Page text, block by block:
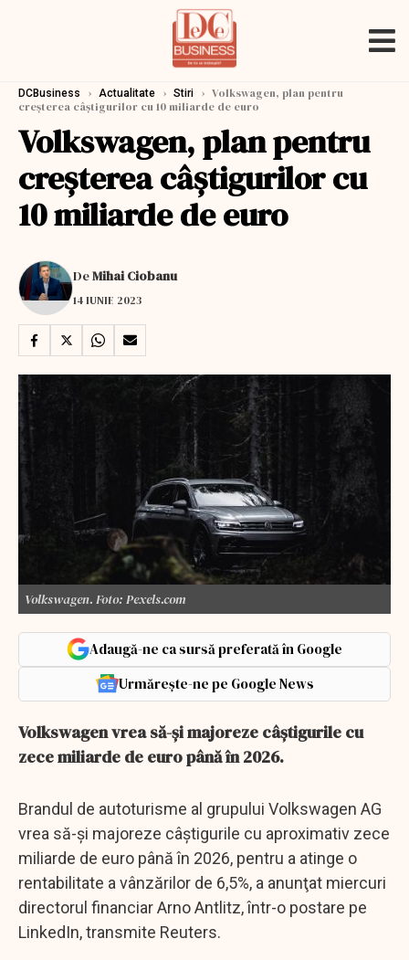
DCBusiness › Actualitate › Stiri › Volkswagen, plan pentru
creşterea câştigurilor cu 10 miliarde de euro
Volkswagen, plan pentru
creşterea câştigurilor cu
10 miliarde de euro
DeMihai Ciobanu
14 IUNIE 2023
Volkswagen. Foto: Pexels.com
Adaugă-ne ca sursă preferată în Google
Urmărește-ne pe Google News
Volkswagen vrea să-şi majoreze câştigurile cu
zece miliarde de euro până în 2026.
Brandul de autoturisme al grupului Volkswagen AG
vrea să-şi majoreze câştigurile cu aproximativ zece
miliarde de euro până în 2026, pentru a atinge o
rentabilitate a vânzărilor de 6,5%, a anunţat miercuri
directorul financiar Arno Antlitz, într-o postare pe
LinkedIn, transmite Reuters.